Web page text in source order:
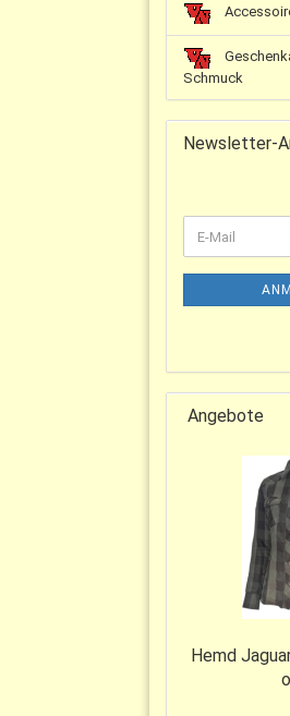
Schmuck
Newsletter-
Angebote
Hemd